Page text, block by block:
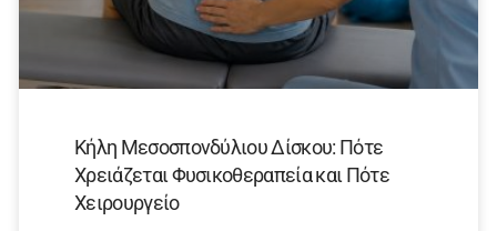
Κήλη Μεσοσπονδύλιου Δίσκου: Πότε
Χρειάζεται Φυσικοθεραπεία και Πότε
Χειρουργείο